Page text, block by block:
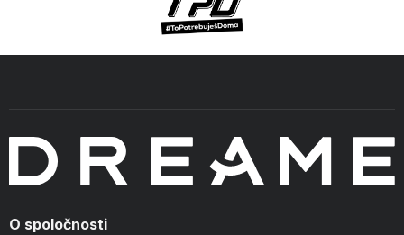
O spoločnosti